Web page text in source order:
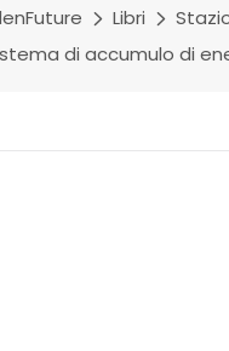
Libri
di accumulo di